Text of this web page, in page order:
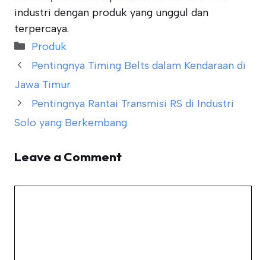
industri dengan produk yang unggul dan
terpercaya.
Categories
Produk
Pentingnya Timing Belts dalam Kendaraan di
Jawa Timur
Pentingnya Rantai Transmisi RS di Industri
Solo yang Berkembang
Leave a Comment